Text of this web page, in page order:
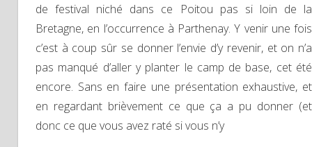
de festival niché dans ce Poitou pas si loin de la
Bretagne, en l’occurrence à Parthenay. Y venir une fois
c’est à coup sûr se donner l’envie d’y revenir, et on n’a
pas manqué d’aller y planter le camp de base, cet été
encore. Sans en faire une présentation exhaustive, et
en regardant brièvement ce que ça a pu donner (et
donc ce que vous avez raté si vous n’y